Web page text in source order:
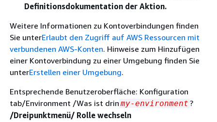
Definitionsdokumentation der Aktion.
Weitere Informationen zu Kontoverbindungen finden
Sie unterErlaubt den Zugriff auf AWS Ressourcen mit
verbundenen AWS-Konten. Hinweise zum Hinzufügen
einer Kontoverbindung zu einer Umgebung finden Sie
unterErstellen einer Umgebung.
Entsprechende Benutzeroberfläche: Konfiguration
tab/Environment /Was ist drin my-environment ?
/Dreipunktmenü/ Rolle wechseln